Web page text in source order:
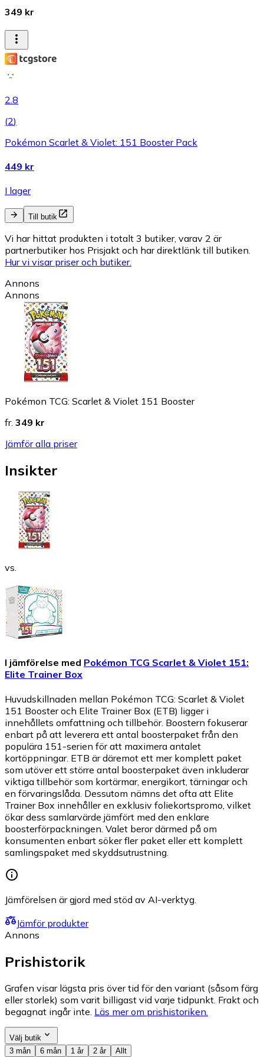
349 kr
2.8
(2)
Pokémon Scarlet & Violet: 151 Booster Pack
449 kr
I lager
Till butik
Vi har hittat produkten i totalt 3 butiker, varav 2 är
partnerbutiker hos Prisjakt och har direktlänk till butiken.
Hur vi visar priser och butiker.
Annons
Annons
Pokémon TCG: Scarlet & Violet 151 Booster
fr. 349 kr
Jämför alla priser
Insikter
vs.
I jämförelse med Pokémon TCG Scarlet & Violet 151:
Elite Trainer Box
Huvudskillnaden mellan Pokémon TCG: Scarlet & Violet
151 Booster och Elite Trainer Box (ETB) ligger i
innehållets omfattning och tillbehör. Boostern fokuserar
enbart på att leverera ett antal boosterpaket från den
populära 151-serien för att maximera antalet
kortöppningar. ETB är däremot ett mer komplett paket
som utöver ett större antal boosterpaket även inkluderar
viktiga tillbehör som kortärmar, energikort, tärningar och
en förvaringslåda. Dessutom nämns det ofta att Elite
Trainer Box innehåller en exklusiv foliekortspromo, vilket
ökar dess samlarvärde jämfört med den enklare
boosterförpackningen. Valet beror därmed på om
konsumenten enbart söker fler paket eller ett komplett
samlingspaket med skyddsutrustning.
Jämförelsen är gjord med stöd av AI-verktyg.
Jämför produkter
Annons
Prishistorik
Grafen visar lägsta pris över tid för den variant (såsom färg
eller storlek) som varit billigast vid varje tidpunkt. Frakt och
begagnat ingår inte. Läs mer om prishistoriken.
Välj butik
3 mån
6 mån 1 år 2 år Allt